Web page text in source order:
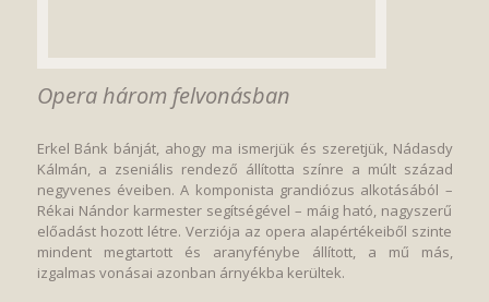
Opera három felvonásban
Erkel Bánk bánját, ahogy ma ismerjük és szeretjük, Nádasdy
Kálmán, a zseniális rendező állította színre a múlt század
negyvenes éveiben. A komponista grandiózus alkotásából –
Rékai Nándor karmester segítségével – máig ható, nagyszerű
előadást hozott létre. Verziója az opera alapértékeiből szinte
mindent megtartott és aranyfénybe állított, a mű más,
izgalmas vonásai azonban árnyékba kerültek.